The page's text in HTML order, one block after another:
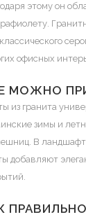
этому он
офисных
МОЖНО
из гранита
зимы и
В
добавляют